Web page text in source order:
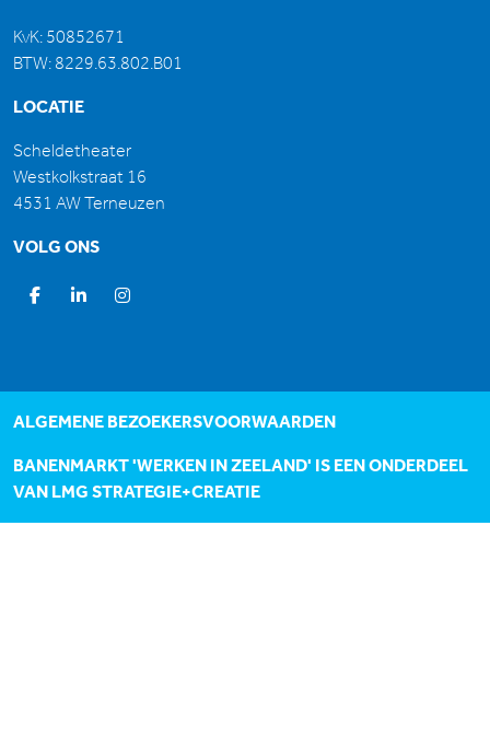
KvK: 50852671
BTW: 8229.63.802.B01
LOCATIE
Scheldetheater
Westkolkstraat 16
4531 AW Terneuzen
VOLG ONS
ALGEMENE BEZOEKERSVOORWAARDEN
BANENMARKT 'WERKEN IN ZEELAND' IS EEN ONDERDEEL
VAN LMG STRATEGIE+CREATIE